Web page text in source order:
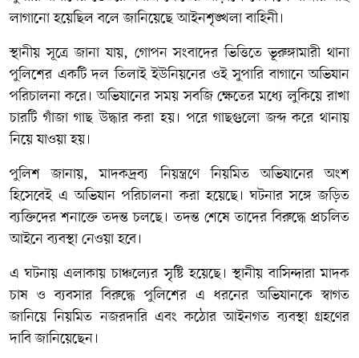
লাগানো হয়েছিল বলে জানিয়েছে আইনশৃঙ্খলা বাহিনী।
স্থানীয় সূত্রে জানা যায়, গোপন সংবাদের ভিত্তিতে ভূরুঙ্গামারী থানা
পুলিশের একটি দল তিলাই ইউনিয়নের ওই সুপারি বাগানে অভিযান
পরিচালনা করে। অভিযানের সময় সবজি ক্ষেতের মধ্যে লুকিয়ে রাখা
চারটি গাঁজা গাছ উদ্ধার করা হয়। পরে গাছগুলো জব্দ করে থানায়
নিয়ে যাওয়া হয়।
পুলিশ জানায়, মাদকদ্রব্য নিয়ন্ত্রণে নিয়মিত অভিযানের অংশ
হিসেবেই এ অভিযান পরিচালনা করা হয়েছে। ঘটনার সঙ্গে জড়িত
ব্যক্তিদের শনাক্তে তদন্ত চলছে। তদন্ত শেষে তাদের বিরুদ্ধে প্রচলিত
আইনে ব্যবস্থা নেওয়া হবে।
এ ঘটনায় এলাকায় চাঞ্চল্যের সৃষ্টি হয়েছে। স্থানীয় বাসিন্দারা মাদক
চাষ ও ব্যবসার বিরুদ্ধে পুলিশের এ ধরনের অভিযানকে স্বাগত
জানিয়ে নিয়মিত নজরদারি এবং কঠোর আইনগত ব্যবস্থা গ্রহণের
দাবি জানিয়েছেন।